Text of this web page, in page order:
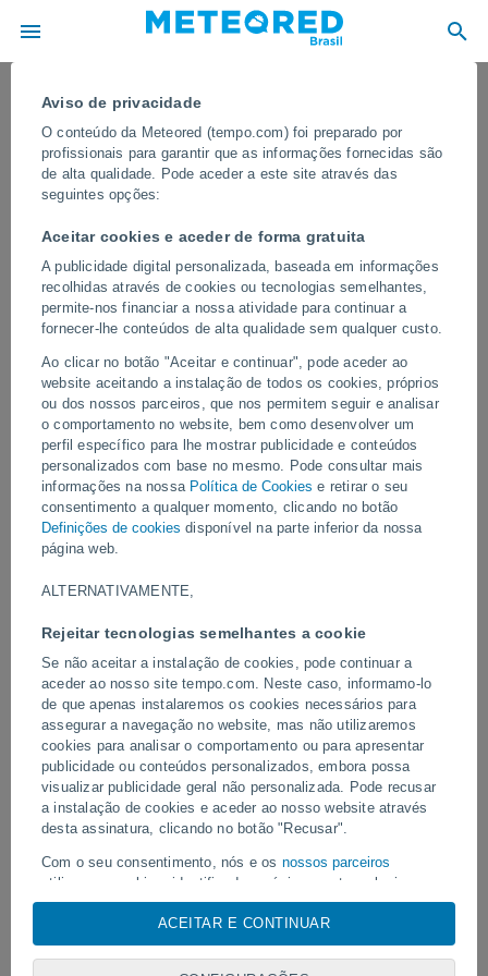
Aviso de privacidade
O conteúdo da Meteored (tempo.com) foi preparado por
profissionais para garantir que as informações fornecidas são
de alta qualidade. Pode aceder a este site através das
seguintes opções:
Aceitar cookies e aceder de forma gratuita
A publicidade digital personalizada, baseada em informações
recolhidas através de cookies ou tecnologias semelhantes,
permite-nos financiar a nossa atividade para continuar a
fornecer-lhe conteúdos de alta qualidade sem qualquer custo.
Ao clicar no botão "Aceitar e continuar", pode aceder ao
website aceitando a instalação de todos os cookies, próprios
ou dos nossos parceiros, que nos permitem seguir e analisar
o comportamento no website, bem como desenvolver um
perfil específico para lhe mostrar publicidade e conteúdos
personalizados com base no mesmo. Pode consultar mais
informações na nossa Política de Cookies e retirar o seu
consentimento a qualquer momento, clicando no botão
Definições de cookies disponível na parte inferior da nossa
página web.
ALTERNATIVAMENTE,
Rejeitar tecnologias semelhantes a cookie
Se não aceitar a instalação de cookies, pode continuar a
aceder ao nosso site tempo.com. Neste caso, informamo-lo
de que apenas instalaremos os cookies necessários para
assegurar a navegação no website, mas não utilizaremos
cookies para analisar o comportamento ou para apresentar
publicidade ou conteúdos personalizados, embora possa
visualizar publicidade geral não personalizada. Pode recusar
a instalação de cookies e aceder ao nosso website através
desta assinatura, clicando no botão "Recusar".
Com o seu consentimento, nós e os nossos parceiros
utilizamos cookies, identificadores únicos ou tecnologias
semelhantes para armazenar, aceder e processar dados
pessoais, tais como a sua visita a este sitio Web, endereços
IP e identificadores de cookies. É possível que alguns
ACEITAR E CONTINUAR
Tempestades extremas e ventos com
força de furacão deixaram mais de
100 mortos na Índia nas últimas horas
Nas últimas horas, ocorreram tempestades muito intensas,
acompanhadas de chuvas torrenciais, granizo de grande porte e
rajadas de vento com força de furacão.
Vídeos
Alerta ao Centro-Sul: temporais,
vendavais e muito frio
Um raio atingiu um
em Narathiwat, Tailândia.
Siga-nos